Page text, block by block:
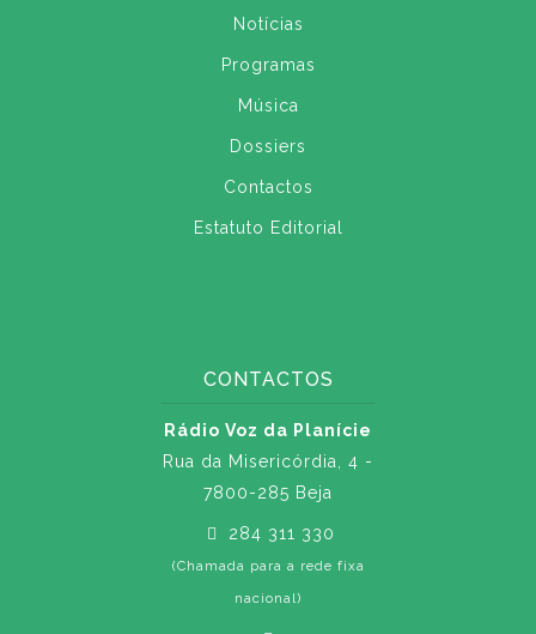
Notícias
Programas
Música
Dossiers
Contactos
Estatuto Editorial
CONTACTOS
Rádio Voz da Planície
Rua da Misericórdia, 4 -
7800-285 Beja
284 311 330
(Chamada para a rede fixa
nacional)